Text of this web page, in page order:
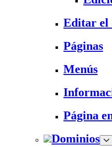
Editar el
Páginas
Menús
Página
Dominios